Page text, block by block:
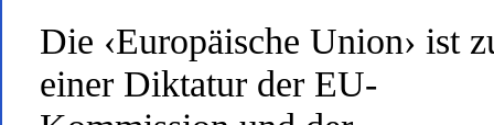
Die ‹Europäische Union› ist
einer Diktatur der EU-